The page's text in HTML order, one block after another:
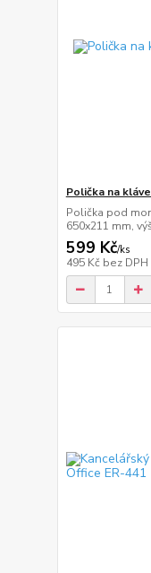
Polička na
Polička pod
650x211 mm,
599 Kč/ks
495 Kč bez DPH